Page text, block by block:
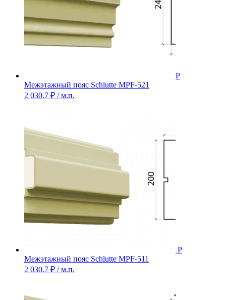
Межэтажный пояс Schlutte MPF-521
2 030.7 ₽ / м.п.
Межэтажный пояс Schlutte MPF-511
2 030.7 ₽ / м.п.